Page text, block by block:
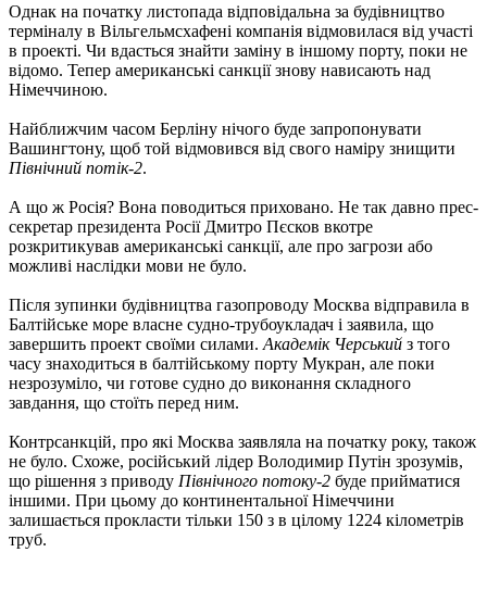
Однак на початку листопада відповідальна за будівництво
терміналу в Вільгельмсхафені компанія відмовилася від участі
в проекті. Чи вдасться знайти заміну в іншому порту, поки не
відомо. Тепер американські санкції знову нависають над
Німеччиною.
Найближчим часом Берліну нічого буде запропонувати
Вашингтону, щоб той відмовився від свого наміру знищити
Північний потік-2.
А що ж Росія? Вона поводиться приховано. Не так давно прес-
секретар президента Росії Дмитро Пєсков вкотре
розкритикував американські санкції, але про загрози або
можливі наслідки мови не було.
Після зупинки будівництва газопроводу Москва відправила в
Балтійське море власне судно-трубоукладач і заявила, що
завершить проект своїми силами. Академік Черський з того
часу знаходиться в балтійському порту Мукран, але поки
незрозуміло, чи готове судно до виконання складного
завдання, що стоїть перед ним.
Контрсанкцій, про які Москва заявляла на початку року, також
не було. Схоже, російський лідер Володимир Путін зрозумів,
що рішення з приводу Північного потоку-2 буде прийматися
іншими. При цьому до континентальної Німеччини
залишається прокласти тільки 150 з в цілому 1224 кілометрів
труб.